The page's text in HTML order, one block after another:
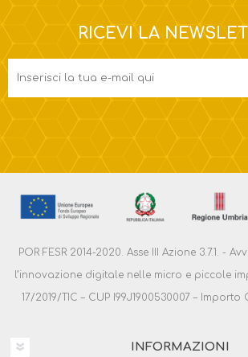
RICEVI LA
POR FESR 2014-2020. Asse III Azione 3.7.1. -
l’innovazione digitale nelle micro e piccole
17/2019/TIC – CUP I99J1900530007 –
INFORMAZIONI